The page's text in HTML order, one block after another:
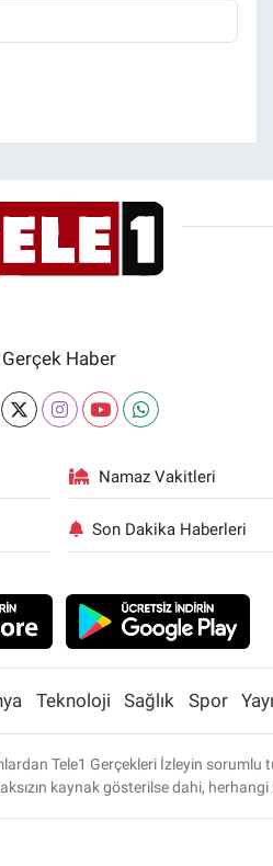
Gerçek Haber
Namaz Vakitleri
Son Dakika Haberleri
Teknoloji Sağlık Spor
Tele1 Gerçekleri İzleyin sorumlu
kaynak gösterilse dahi,